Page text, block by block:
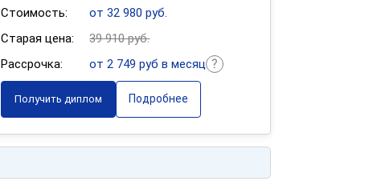
Стоимость:
от 32 980 руб.
Старая цена:
39 910 руб.
Рассрочка:
от 2 749 руб в месяц
Получить диплом Подробнее